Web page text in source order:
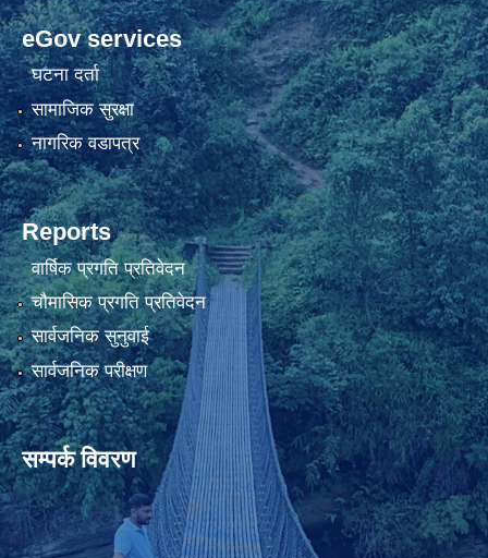
eGov services
घटना दर्ता
सामाजिक सुरक्षा
नागरिक वडापत्र
Reports
वार्षिक प्रगति प्रतिवेदन
चौमासिक प्रगति प्रतिवेदन
सार्वजनिक सुनुवाई
सार्वजनिक परीक्षण
सम्पर्क विवरण